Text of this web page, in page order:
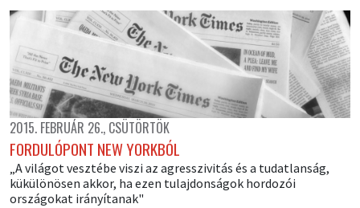
2015. FEBRUÁR 26., CSÜTÖRTÖK
FORDULÓPONT NEW YORKBÓL
„A világot vesztébe viszi az agresszivitás és a tudatlanság,
kükülönösen akkor, ha ezen tulajdonságok hordozói
országokat irányítanak"